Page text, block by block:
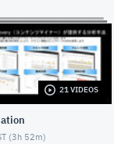
21 VIDEOS
(3h 52m)